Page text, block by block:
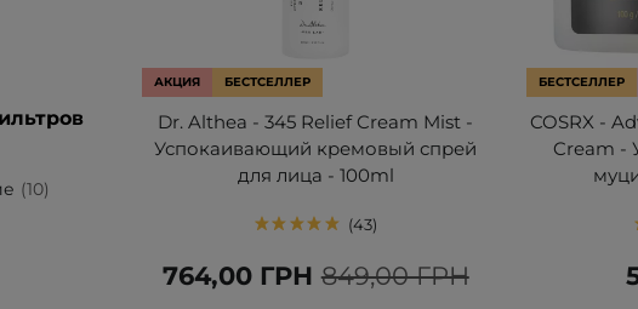
10
АКЦИЯ БЕСТСЕЛЛЕР
Dr. Althea - 345 Relief Cream Mist -
Успокаивающий кремовый спрей
для лица - 100ml
43
849,00 ГРН
764,00 ГРН
БЕСТСЕЛЛЕР
COSRX -
Cream -